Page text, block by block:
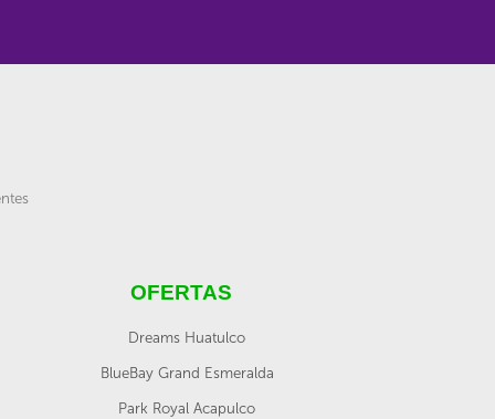
OFERTAS
Dreams Huatulco
BlueBay Grand Esmeralda
Park Royal Acapulco